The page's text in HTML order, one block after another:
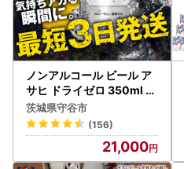
ノンアルコール ビール ア
サヒ ドライゼロ 350ml 4
8本 (24本×2ケース) ノン
アル Asahi
茨城県守谷市
(156)
21,000